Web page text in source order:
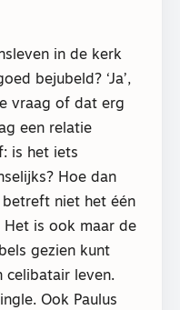
in de kerk
bejubeld? ‘Ja’,
vraag of dat erg
een relatie
is het iets
Hoe dan
niet het één
Het is ook maar de
gezien kunt
celibatair leven.
Ook Paulus